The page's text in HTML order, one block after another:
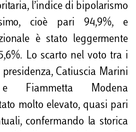
l’indice di bipolarismo
cioè pari 94,9%, e
è stato leggermente
Lo scarto nel voto tra i
Catiuscia Marini
e Fiammetta Modena
molto elevato, quasi pari
confermando la storica